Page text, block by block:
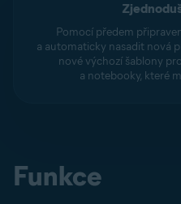
Pomocí předem
a automaticky nasadit nová
nové výchozí šablony
a notebooky, které
Funkce